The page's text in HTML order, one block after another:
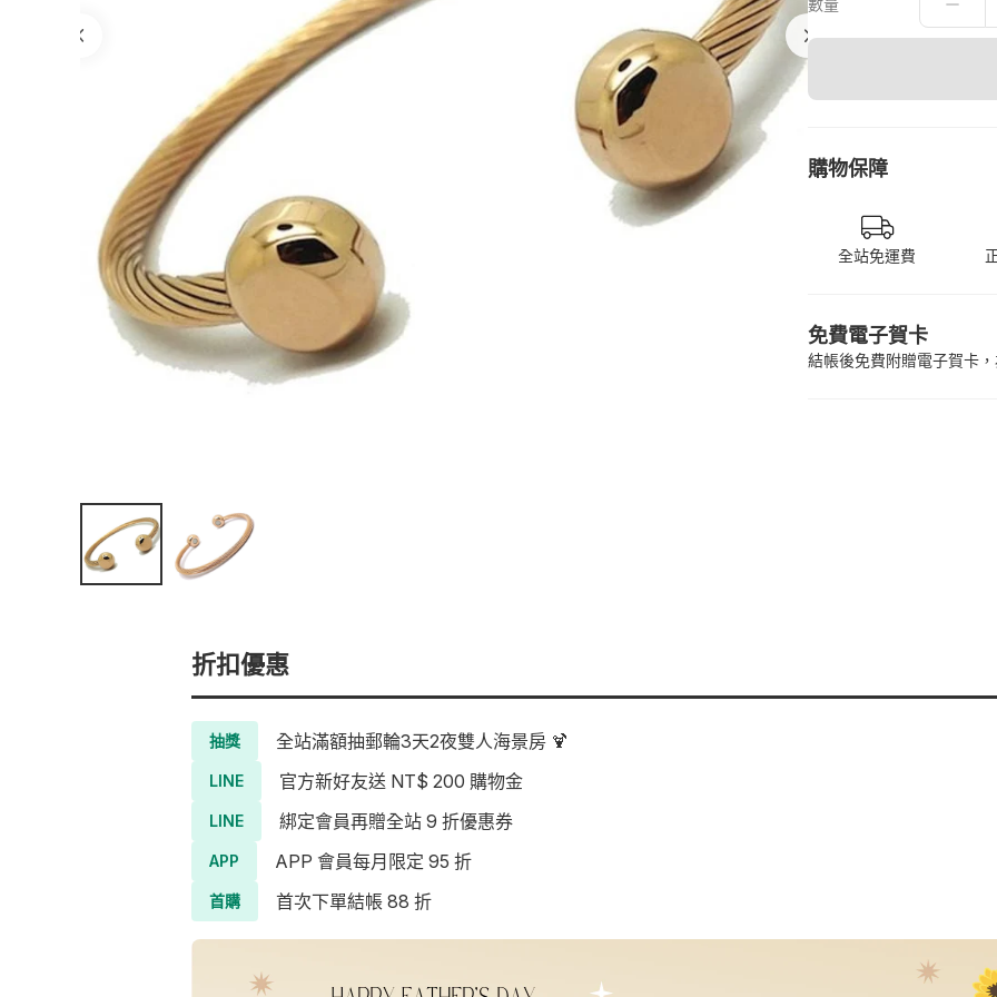
購物保障
全站免運費
免費電子賀卡
結帳後免費附贈電子賀卡
折扣優惠
抽獎 全站滿額抽郵輪3天2夜雙人海景房 🍹
LINE 官方新好友送 NT$ 200 購物金
LINE 綁定會員再贈全站 9 折優惠券
APP APP 會員每月限定 95 折
首購 首次下單結帳 88 折